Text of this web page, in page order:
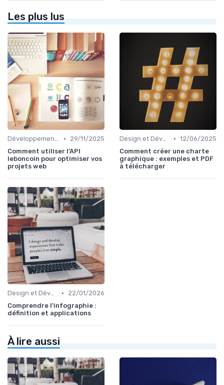
Les plus lus
Développement Web No-Code/Low-Code •
29/11/2025
Comment utiliser l’API
leboncoin pour optimiser vos
projets web
Design et Développement Web • 12/06/2025
Comment créer une charte
graphique : exemples et PDF
à télécharger
Design et Développement Web •
22/01/2026
Comprendre l'infographie :
définition et applications
À lire aussi